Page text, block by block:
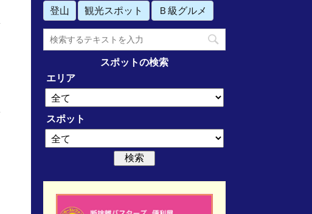
登山
観光スポット Ｂ級グルメ
スポットの検索
エリア
スポット